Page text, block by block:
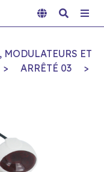
MODULATEURS ET
> ARRÊTÉ 03
>